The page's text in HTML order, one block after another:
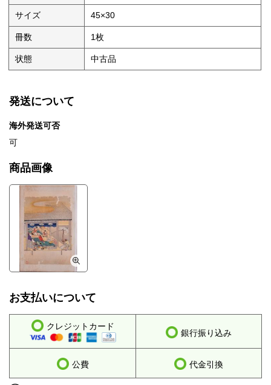
サイズ 45×30
冊数 1枚
状態 中古品
発送について
海外発送可否
可
商品画像
お支払いについて
クレジットカード
銀行振り込み
公費 代金引換